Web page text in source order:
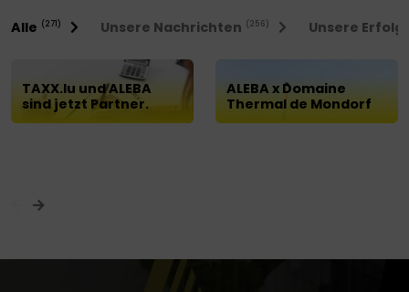
Alle (271) Unsere Nachrichten (256) Unsere
TAXX.lu und ALEBA
sind jetzt Partner.
ALEBA x Domaine
Thermal de Mondorf